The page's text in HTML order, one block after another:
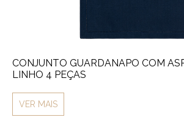
CONJUNTO GUARDANAPO COM
LINHO 4 PEÇAS
VER MAIS